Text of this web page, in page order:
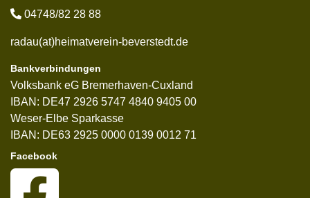
04748/82 28 88
radau(at)heimatverein-beverstedt.de
Bankverbindungen
Volksbank eG Bremerhaven-Cuxland
IBAN: DE47 2926 5747 4840 9405 00
Weser-Elbe Sparkasse
IBAN: DE63 2925 0000 0139 0012 71
Facebook